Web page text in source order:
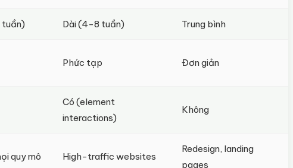
tuần) Dài (4-8 tuần) Trung bình
Phức tạp Đơn giản
Có (element
interactions)
Không
quy mô High-traffic websites
Redesign, landing
pages